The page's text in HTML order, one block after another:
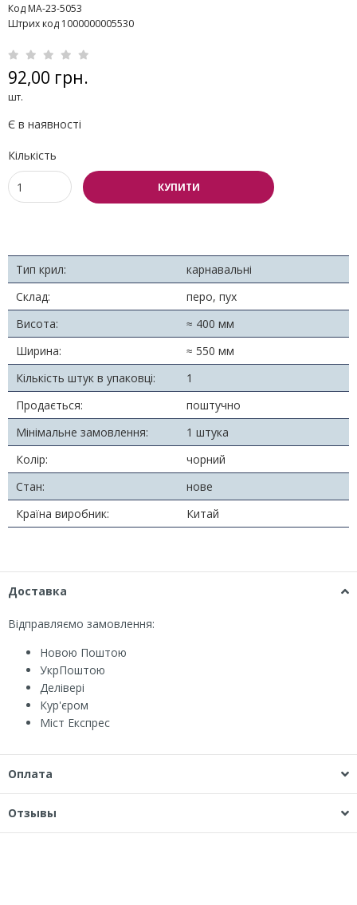
Код MA-23-5053
Штрих код 1000000005530
92,00 грн.
шт.
Є в наявності
Кількість
КУПИТИ
Тип крил:
карнавальні
Склад:
перо, пух
Висота:
≈ 400 мм
Ширина:
≈ 550 мм
Кількість штук в упаковці:
1
Продається:
поштучно
Мінімальне замовлення:
1 штука
Колір:
чорний
Стан:
нове
Країна виробник:
Китай
Доставка
Відправляємо замовлення:
Новою Поштою
УкрПоштою
Делівері
Кур'єром
Міст Експрес
Оплата
Отзывы